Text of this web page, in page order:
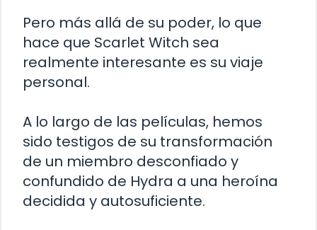
Pero más allá de su poder, lo que
hace que Scarlet Witch sea
realmente interesante es su viaje
personal.
A lo largo de las películas, hemos
sido testigos de su transformación
de un miembro desconfiado y
confundido de Hydra a una heroína
decidida y autosuficiente.